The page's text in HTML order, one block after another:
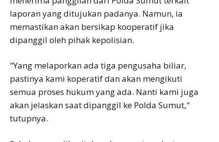
laporan yang ditujukan padanya. Namun, ia
memastikan akan bersikap kooperatif jika
dipanggil oleh pihak kepolisian.
"Yang melaporkan ada tiga pengusaha biliar,
pastinya kami koperatif dan akan mengikuti
semua proses hukum yang ada. Nanti kami juga
akan jelaskan saat dipanggil ke Polda Sumut,"
tutupnya.